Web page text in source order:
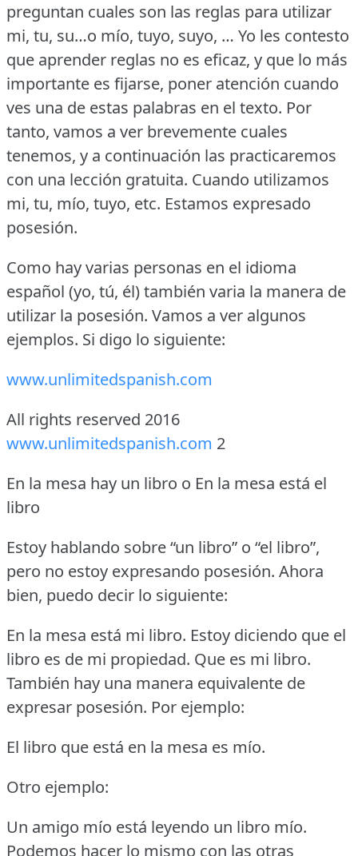
preguntan cuales son las reglas para utilizar
mi, tu, su…o mío, tuyo, suyo, … Yo les contesto
que aprender reglas no es eficaz, y que lo más
importante es fijarse, poner atención cuando
ves una de estas palabras en el texto. Por
tanto, vamos a ver brevemente cuales
tenemos, y a continuación las practicaremos
con una lección gratuita. Cuando utilizamos
mi, tu, mío, tuyo, etc. Estamos expresado
posesión.
Como hay varias personas en el idioma
español (yo, tú, él) también varia la manera de
utilizar la posesión. Vamos a ver algunos
ejemplos. Si digo lo siguiente:
www.unlimitedspanish.com
All rights reserved 2016
www.unlimitedspanish.com 2
En la mesa hay un libro o En la mesa está el
libro
Estoy hablando sobre “un libro” o “el libro”,
pero no estoy expresando posesión. Ahora
bien, puedo decir lo siguiente:
En la mesa está mi libro. Estoy diciendo que el
libro es de mi propiedad. Que es mi libro.
También hay una manera equivalente de
expresar posesión. Por ejemplo:
El libro que está en la mesa es mío.
Otro ejemplo:
Un amigo mío está leyendo un libro mío.
Podemos hacer lo mismo con las otras